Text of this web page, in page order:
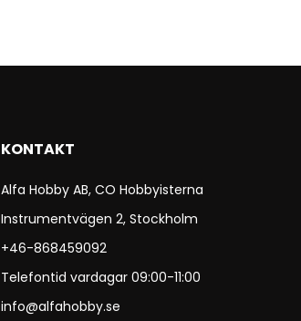
KONTAKT
Alfa Hobby AB, CO Hobbyisterna
Instrumentvägen 2, Stockholm
+46-868459092
Telefontid vardagar 09:00-11:00
info@alfahobby.se